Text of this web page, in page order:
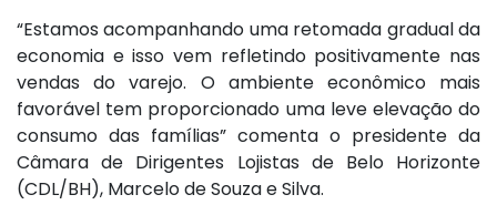
“Estamos acompanhando uma retomada gradual da
economia e isso vem refletindo positivamente nas
vendas do varejo. O ambiente econômico mais
favorável tem proporcionado uma leve elevação do
consumo das famílias” comenta o presidente da
Câmara de Dirigentes Lojistas de Belo Horizonte
(CDL/BH), Marcelo de Souza e Silva.